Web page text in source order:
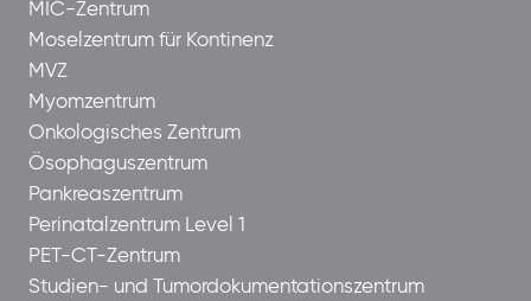
MIC-Zentrum
Moselzentrum für Kontinenz
MVZ
Myomzentrum
Onkologisches Zentrum
Ösophaguszentrum
Pankreaszentrum
Perinatalzentrum Level 1
PET-CT-Zentrum
Studien- und Tumordokumentationszentrum